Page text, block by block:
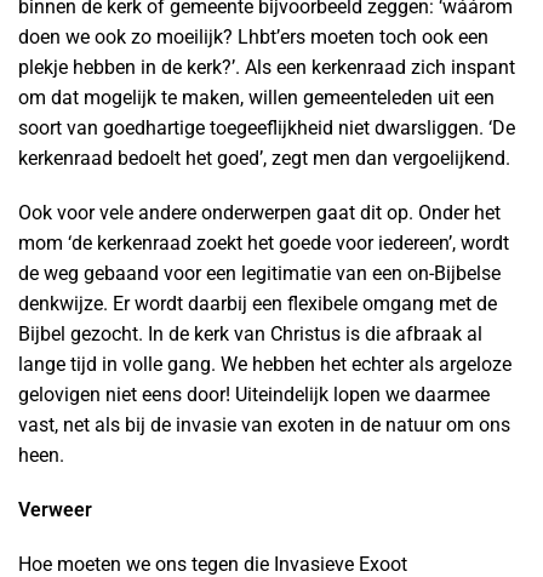
binnen de kerk of gemeente bijvoorbeeld zeggen: ‘wáárom
doen we ook zo moeilijk? Lhbt’ers moeten toch ook een
plekje hebben in de kerk?’. Als een kerkenraad zich inspant
om dat mogelijk te maken, willen gemeenteleden uit een
soort van goedhartige toegeeflijkheid niet dwarsliggen. ‘De
kerkenraad bedoelt het goed’, zegt men dan vergoelijkend.
Ook voor vele andere onderwerpen gaat dit op. Onder het
mom ‘de kerkenraad zoekt het goede voor iedereen’, wordt
de weg gebaand voor een legitimatie van een on-Bijbelse
denkwijze. Er wordt daarbij een flexibele omgang met de
Bijbel gezocht. In de kerk van Christus is die afbraak al
lange tijd in volle gang. We hebben het echter als argeloze
gelovigen niet eens door! Uiteindelijk lopen we daarmee
vast, net als bij de invasie van exoten in de natuur om ons
heen.
Verweer
Hoe moeten we ons tegen die Invasieve Exoot